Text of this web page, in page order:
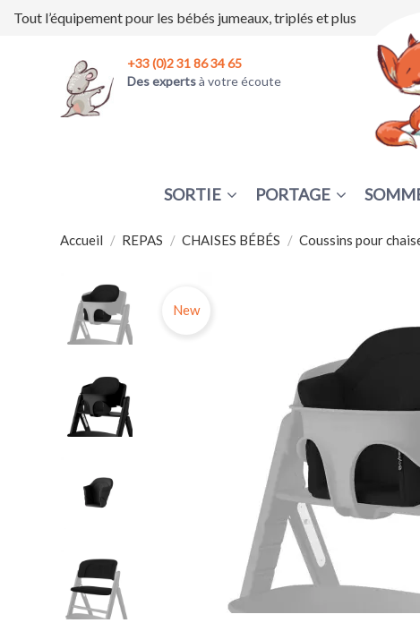
Tout l’équipement pour les bébés jumeaux, triplés et plus
+33 (0)2 31 86 34 65
Des expertsà votre écoute
SORTIE PORTAGE
Accueil REPAS CHAISES BÉBÉS Coussins pour
New